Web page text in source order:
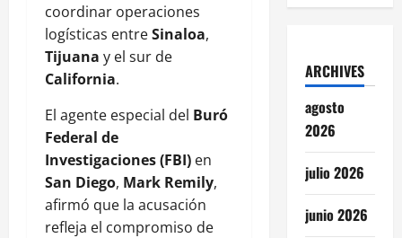
coordinar operaciones
logísticas entreSinaloa,
Tijuana y el sur de
California.
El agente especial del Buró
Federal de
Investigaciones (FBI) en
San Diego, Mark Remily,
afirmó que la acusación
refleja el compromiso de
ARCHIVES
agosto
2026
julio 2026
junio 2026